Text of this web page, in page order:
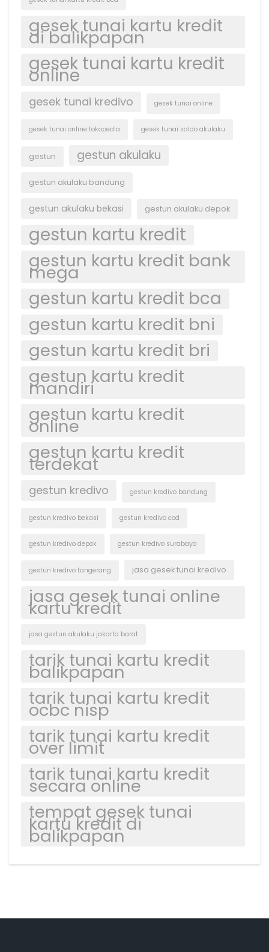
gesek tunai kartu kredit
di balikpapan
gesek tunai kartu kredit
online
gesek tunai kredivo gesek tunai online
gesek tunai online tokopedia gesek tunai saldo akulaku
gestun gestun akulaku
gestun akulaku bandung
gestun akulaku bekasi gestun akulaku depok
gestun kartu kredit
gestun kartu kredit bank
mega
gestun kartu kredit bca
gestun kartu kredit bni
gestun kartu kredit bri
gestun kartu kredit
mandiri
gestun kartu kredit
online
gestun kartu kredit
terdekat
gestun kredivo gestun kredivo bandung
gestun kredivo bekasi gestun kredivo cod
gestun kredivo depok gestun kredivo surabaya
gestun kredivo tangerang jasa gesek tunai kredivo
jasa gesek tunai online
kartu kredit
jasa gestun akulaku jakarta barat
tarik tunai kartu kredit
balikpapan
tarik tunai kartu kredit
ocbc nisp
tarik tunai kartu kredit
over limit
tarik tunai kartu kredit
secara online
tempat gesek tunai
kartu kredit di
balikpapan